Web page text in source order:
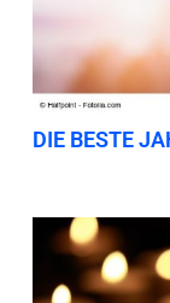
DIE BESTE